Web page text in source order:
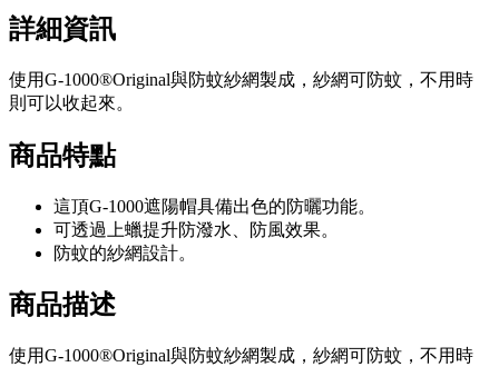
詳細資訊
使用G-1000®Original與防蚊紗網製成，紗網可防蚊，不用時
則可以收起來。
商品特點
這頂G-1000遮陽帽具備出色的防曬功能。
可透過上蠟提升防潑水、防風效果。
防蚊的紗網設計。
商品描述
使用G-1000®Original與防蚊紗網製成，紗網可防蚊，不用時